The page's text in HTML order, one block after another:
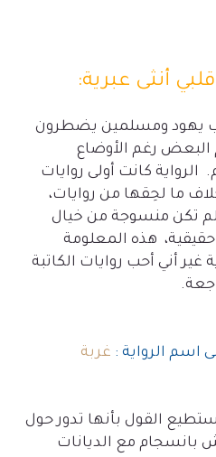
يهود ومسلمين يضطرون
رغم الأوضاع
كانت أولى روايات
ما لحِقها من روايات،
لم تكن منسوجة من خيال
هذه المعلومة
غير أني أحب روايات الكاتبة
اسم الرواية : غربة
القول بأنها تدور حول
بانسجام مع الديانات